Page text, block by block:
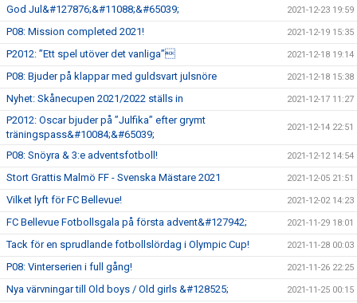
God Jul&#127876;&#11088;&#65039; 2021-12-23 19:59
P08: Mission completed 2021! 2021-12-19 15:35
P2012: ”Ett spel utöver det vanliga” 2021-12-18 19:14
P08: Bjuder på klappar med guldsvart julsnöre 2021-12-18 15:38
Nyhet: Skånecupen 2021/2022 ställs in 2021-12-17 11:27
P2012: Oscar bjuder på ”Julfika” efter grymt
träningspass&#10084;&#65039;
2021-12-14 22:51
P08: Snöyra & 3:e adventsfotboll! 2021-12-12 14:54
Stort Grattis Malmö FF - Svenska Mästare 2021 2021-12-05 21:51
Vilket lyft för FC Bellevue! 2021-12-02 14:23
FC Bellevue Fotbollsgala på första advent&#127942; 2021-11-29 18:01
Tack för en sprudlande fotbollslördag i Olympic Cup! 2021-11-28 00:03
P08: Vinterserien i full gång! 2021-11-26 22:25
Nya värvningar till Old boys / Old girls &#128525; 2021-11-25 00:15